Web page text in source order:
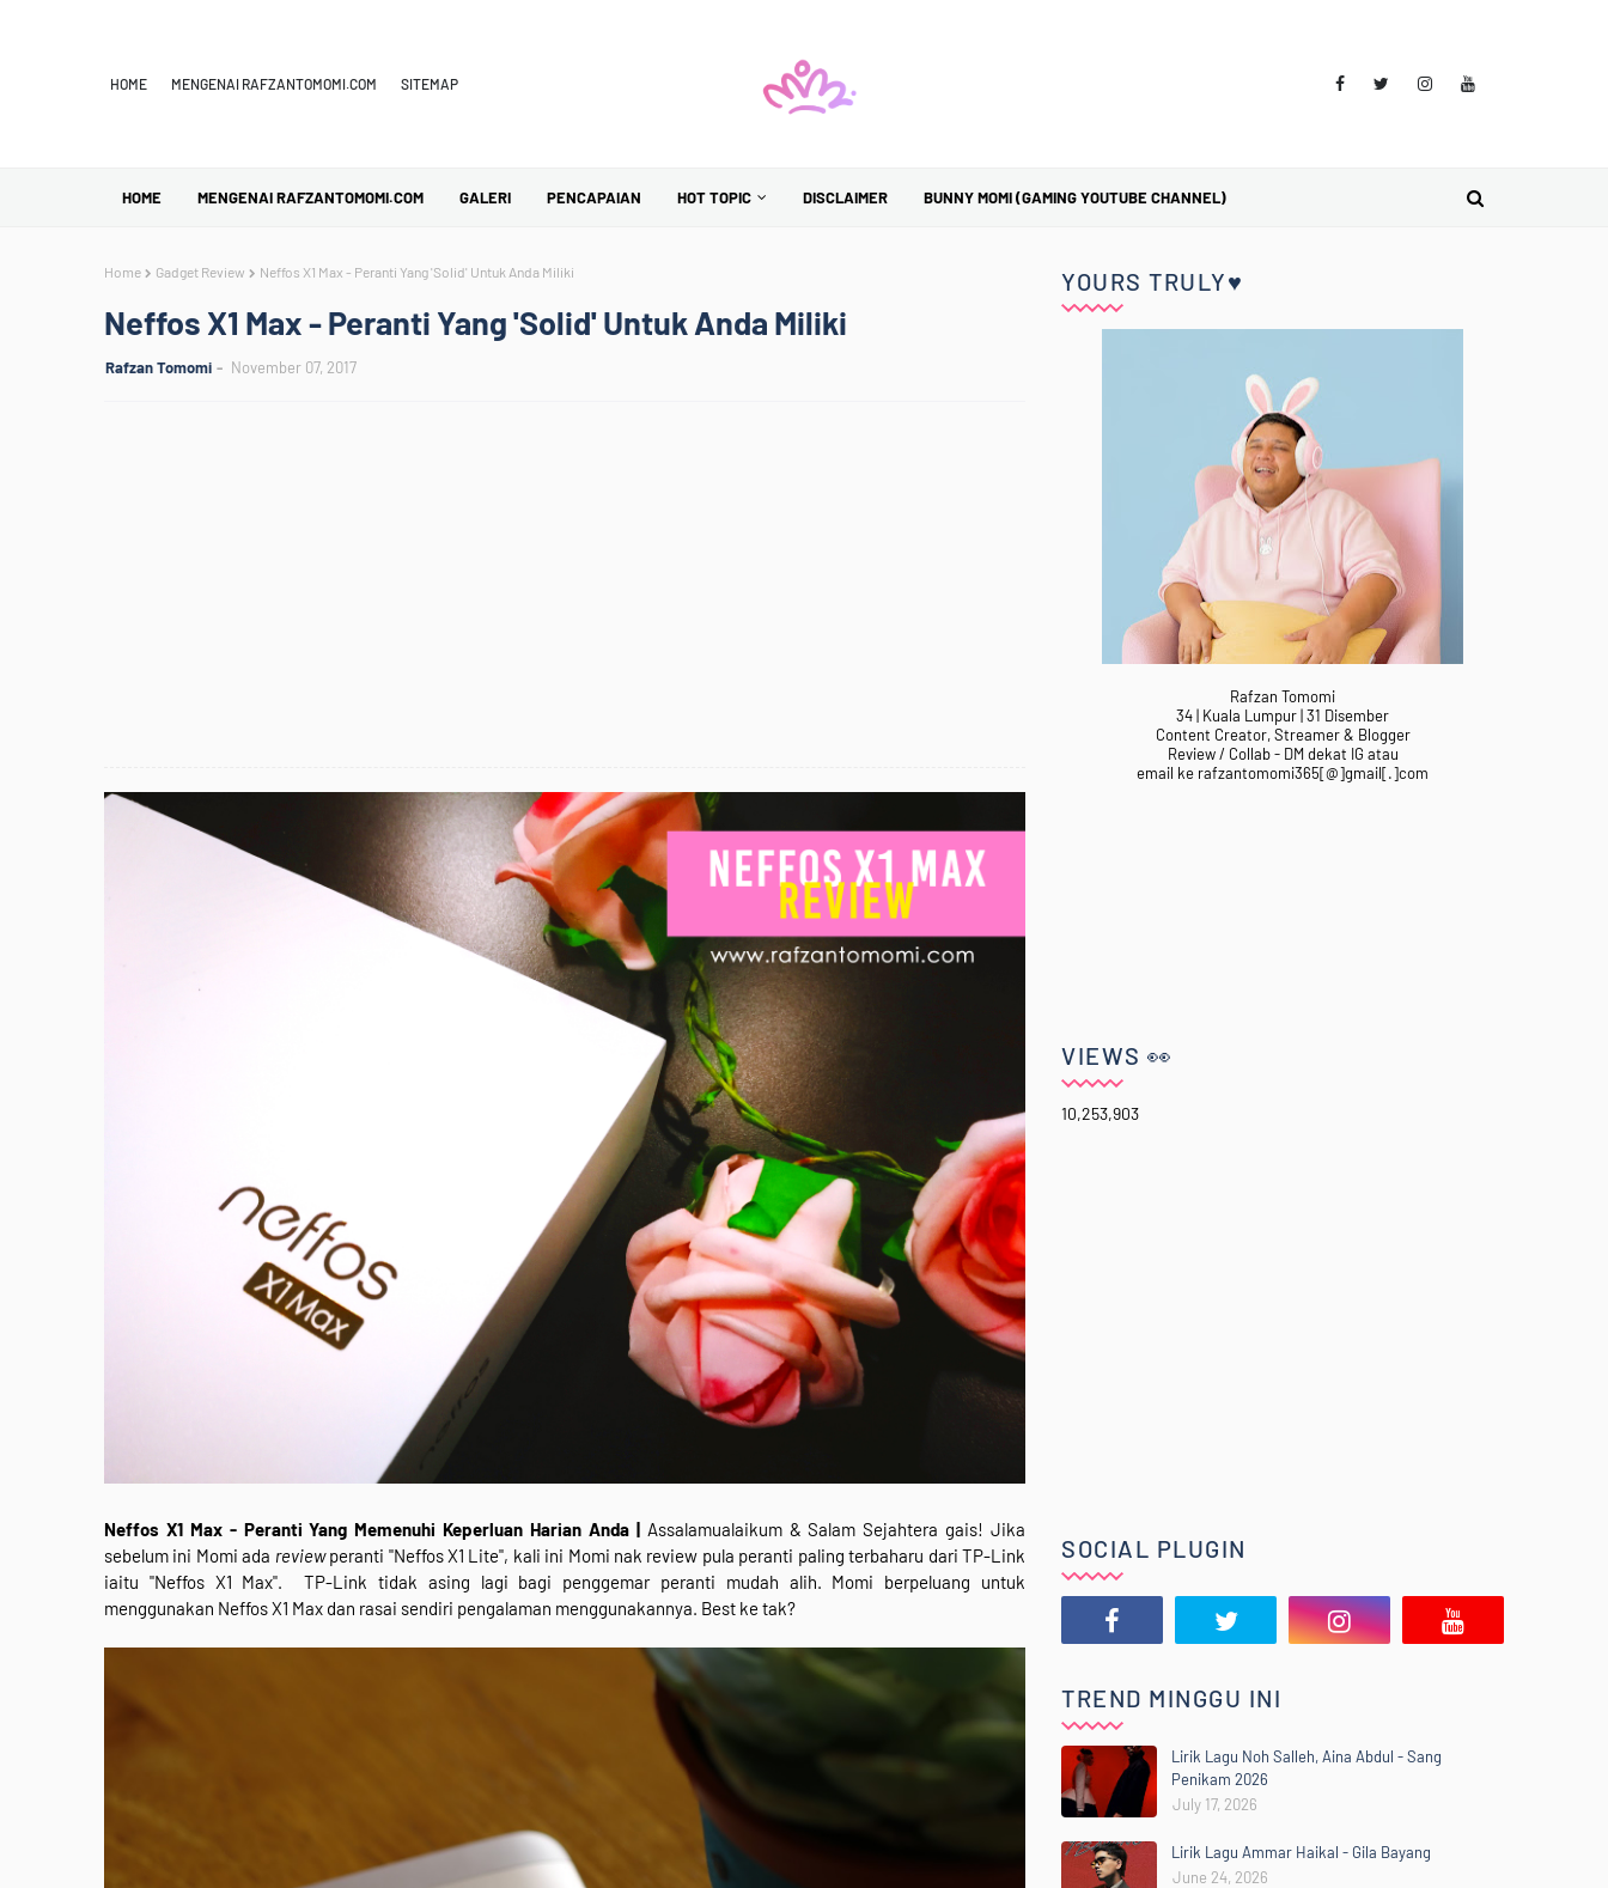
HOME MENGENAI RAFZANTOMOMI.COM SITEMAP
HOME MENGENAI RAFZANTOMOMI.COM GALERI PENCAPAIAN HOT TOPIC DISCLAIMER BUNNY MOMI (GAMING YOUTUBE CHANNEL)
Home Gadget Review Neffos X1 Max - Peranti Yang 'Solid' Untuk Anda Miliki
Neffos X1 Max - Peranti Yang 'Solid' Untuk Anda Miliki
Rafzan Tomomi November 07, 2017
Neffos X1 Max - Peranti Yang Memenuhi Keperluan Harian Anda | Assalamualaikum & Salam Sejahtera gais! Jika
sebelum ini Momi ada reviewperanti "Neffos X1 Lite", kali ini Momi nak review pula peranti paling terbaharu dari TP-Link
iaitu "Neffos X1 Max". TP-Link tidak asing lagi bagi penggemar peranti mudah alih. Momi berpeluang untuk
menggunakan Neffos X1 Max dan rasai sendiri pengalaman menggunakannya. Best ke tak?
YOURS TRULY♥
Rafzan Tomomi
34 | Kuala Lumpur | 31 Disember
Content Creator, Streamer & Blogger
Review / Collab - DM dekat IG atau
email ke rafzantomomi365[@]gmail[.]com
VIEWS 👀
10,253,903
SOCIAL PLUGIN
TREND MINGGU INI
Lirik Lagu Noh Salleh, Aina Abdul - Sang
Penikam 2026
July 17, 2026
Lirik Lagu Ammar Haikal - Gila Bayang
June 24, 2026